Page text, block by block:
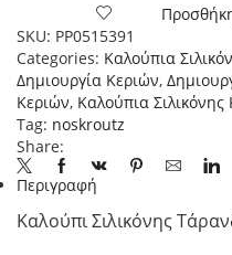
Τάρανδος
7εκ.,
1
τεμ
ποσότητα
SKU: PP0515391
Categories: Καλούπια
Δημιουργία Κεριών,
Κεριών, Καλούπια Σιλικόνης
Tag: noskroutz
Share:
Περιγραφή
Καλούπι Σιλικόνης